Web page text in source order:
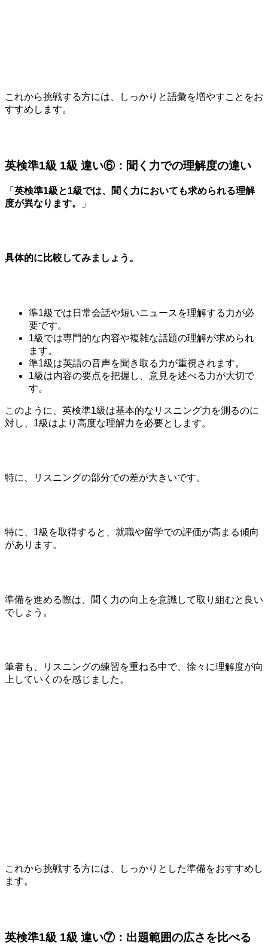
これから挑戦する方には、しっかりと語彙を増やすことをお
すすめします。
英検準1級 1級 違い⑥：聞く力での理解度の違い
「 英検準1級と1級では、聞く力においても求められる理解
度が異なります。
」
具体的に比較してみましょう。
準1級では日常会話や短いニュースを理解する力が必
要です。
1級では専門的な内容や複雑な話題の理解が求められ
ます。
準1級は英語の音声を聞き取る力が重視されます。
1級は内容の要点を把握し、意見を述べる力が大切で
す。
このように、英検準1級は基本的なリスニング力を測るのに
対し、1級はより高度な理解力を必要とします。
特に、リスニングの部分での差が大きいです。
特に、1級を取得すると、就職や留学での評価が高まる傾向
があります。
準備を進める際は、聞く力の向上を意識して取り組むと良い
でしょう。
筆者も、リスニングの練習を重ねる中で、徐々に理解度が向
上していくのを感じました。
これから挑戦する方には、しっかりとした準備をおすすめし
ます。
英検準1級 1級 違い⑦：出題範囲の広さを比べる